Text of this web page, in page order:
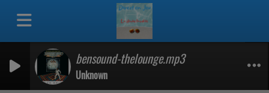
bensound-thelounge.mp3
Unknown